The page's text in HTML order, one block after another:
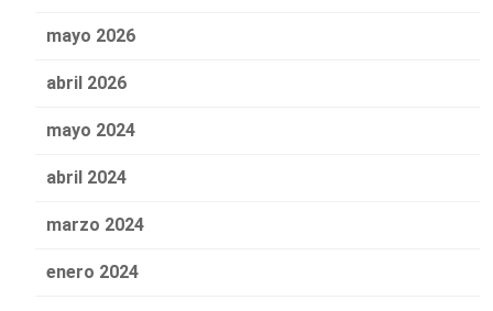
mayo 2026
abril 2026
mayo 2024
abril 2024
marzo 2024
enero 2024